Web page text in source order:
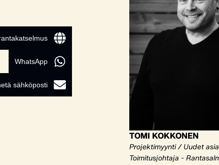
TOMI KOKKONEN
Projektimyynti / Uudet
Toimitusjohtaja -
WhatsApp
sähköposti